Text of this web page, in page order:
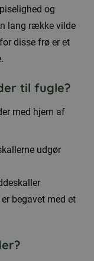
og
lang række vilde
disse frø er et
til fugle?
med hjem af
udgør
begavet med et